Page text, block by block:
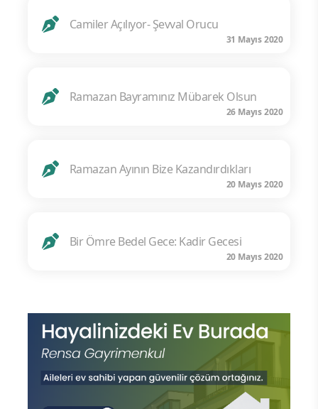
Camiler Açılıyor- Şevval Orucu
31 Mayıs 2020
Ramazan Bayramınız Mübarek Olsun
26 Mayıs 2020
Ramazan Ayının Bize Kazandırdıkları
20 Mayıs 2020
Bir Ömre Bedel Gece: Kadir Gecesi
20 Mayıs 2020